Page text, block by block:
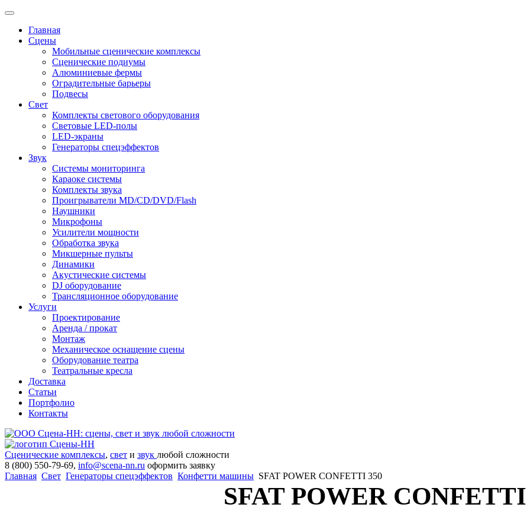
Главная
Сцены
Мобильные сценические комплексы
Сценические подиумы
Алюминиевые фермы
Оградительные барьеры
Подвесы
Свет
Комплекты светового оборудования
Световые LED-полы
LED-экраны
Генераторы спецэффектов
Звук
Системы мониторинга
Караоке системы
Комплекты звука
Проигрыватели MD/CD/DVD/Flash
Наушники
Микрофоны
Усилители мощности
Обработка звука
Микшерные пульты
Динамики
Акустические системы
DJ оборудование
Трансляционное оборудование
Услуги
Проектирование
Аренда / прокат
Монтаж
Механическое оснащение сцены
Оборудование театра
Театральные кресла
Доставка
Статьи
Портфолио
Контакты
Сценические комплексы, свет и звук любой сложности
8 (800) 550-79-69, info@scena-nn.ru оформить заявку
Главная Свет Генераторы спецэффектов Конфетти машины SFAT POWER CONFETTI 350
SFAT POWER CONFETTI